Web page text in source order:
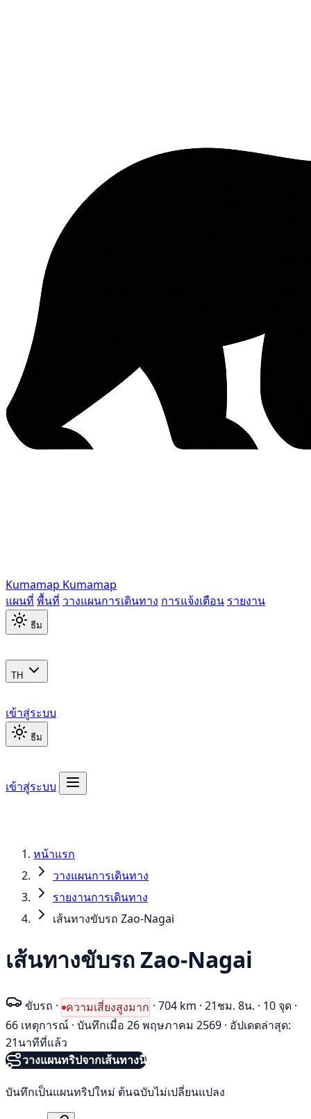
Kumamap Kumamap
แผนที่ พื้นที่ วางแผนการเดินทาง การแจ้งเตือน รายงาน
ธีม
TH
เข้าสู่ระบบ
ธีม
เข้าสู่ระบบ
หน้าแรก
วางแผนการเดินทาง
รายงานการเดินทาง
เส้นทางขับรถ Zao-Nagai
เส้นทางขับรถ Zao-Nagai
ขับรถ · ความเสี่ยงสูงมาก · 704 km · 21ชม. 8น. · 10 จุด ·
66 เหตุการณ์ · บันทึกเมื่อ 26 พฤษภาคม 2569 · อัปเดตล่าสุด:
21นาทีที่แล้ว
วางแผนทริปจากเส้นทางนี้
บันทึกเป็นแผนทริปใหม่ ต้นฉบับไม่เปลี่ยนแปลง